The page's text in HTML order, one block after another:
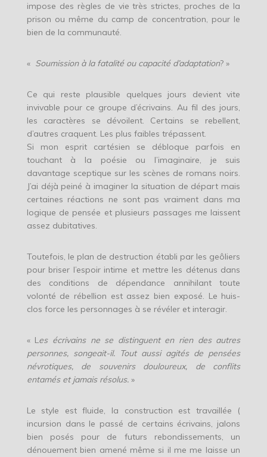
impose des règles de vie très strictes, proches de la
prison ou même du camp de concentration, pour le
bien de la communauté.
« Soumission à la fatalité ou capacité d’adaptation? »
Ce qui reste plausible quelques jours devient vite
invivable pour ce groupe d’écrivains. Au fil des jours,
les caractères se dévoilent. Certains se rebellent,
d’autres craquent. Les plus faibles trépassent.
Si mon esprit cartésien se débloque parfois en
touchant à la poésie ou l’imaginaire, je suis
davantage sceptique sur les scènes de romans noirs.
J’ai déjà peiné à imaginer la situation de départ mais
certaines réactions ne sont pas vraiment dans ma
logique de pensée et plusieurs passages me laissent
assez dubitatives.
Toutefois, le plan de destruction établi par les geôliers
pour briser l’espoir intime et mettre les détenus dans
des conditions de dépendance annihilant toute
volonté de rébellion est assez bien exposé. Le huis-
clos force les personnages à se révéler et interagir.
« Les écrivains ne se distinguent en rien des autres
personnes, songeait-il. Tout aussi agités de pensées
névrotiques, de souvenirs douloureux, de conflits
entamés et jamais résolus.»
Le style est fluide, la construction est travaillée (
incursion dans le passé de certains écrivains, jalons
bien posés pour de futurs rebondissements, un
dénouement bien amené même si il me me laisse un